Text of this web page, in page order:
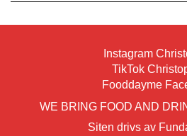
Instagram
TikTok
Fooddayme
WE BRING FOOD AND
Siten drivs av